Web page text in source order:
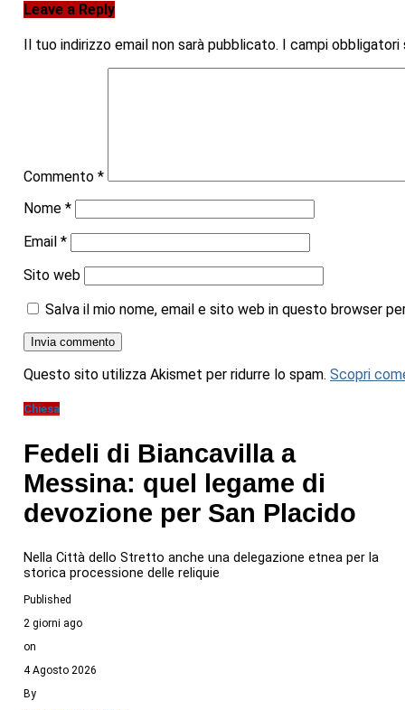
Leave a Reply
Il tuo indirizzo email non sarà pubblicato. I campi
Commento *
Nome *
Email *
Sito web
Salva il mio nome, email e sito web in questo browser
Questo sito utilizza Akismet per ridurre lo spam. Scopri
Chiesa
Fedeli di Biancavilla a
Messina: quel legame di
devozione per San Placido
Nella Città dello Stretto anche una delegazione etnea per la
storica processione delle reliquie
Published
2 giorni ago
on
4 Agosto 2026
By